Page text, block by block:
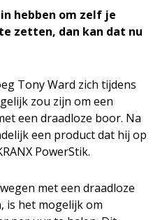
hebben om zelf je
zetten, dan kan dat nu
Tony Ward zich tijdens
zou zijn om een
een draadloze boor. Na
een product dat hij op
PowerStik.
met een draadloze
is het mogelijk om